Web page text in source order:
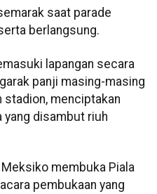
saat parade
berlangsung.
lapangan secara
panji masing-masing
stadion, menciptakan
yang disambut riuh
membuka Piala
pembukaan yang